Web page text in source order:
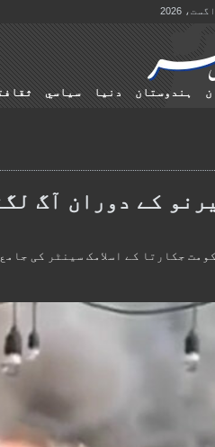
ہندوستان دنیا سياسي
کے دوران آگ
جکارتا کے اسلامک سینٹر کی